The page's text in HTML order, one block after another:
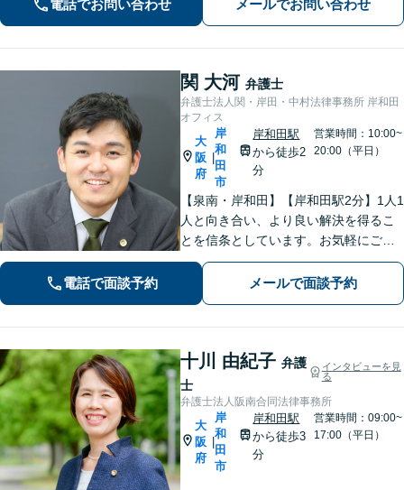
にお電話ください【当日／夜間／休日
電話でお問い合わせ メールでお問い合わせ
関 大河 弁護士
弁護士法人関・岸田・中村法律事務所 岸和田
オフィス
大
阪
府
岸
和
田
市
岸和田駅
から徒歩2
分
営業時間：10:00~
20:00（平日）
【泉南・岸和田】【岸和田駅2分】1人1
人と向き合い、より良い解決を得るこ
とを信条としています。お気軽にご相
談下さい。
電話で面談予約 メールで面談予約
十川 由紀子 弁護
士
インタビューを見
る
弁護士法人阪南合同法律事務所
大
阪
府
岸
和
田
市
岸和田駅
から徒歩3
分
営業時間：09:00~
17:00（平日）